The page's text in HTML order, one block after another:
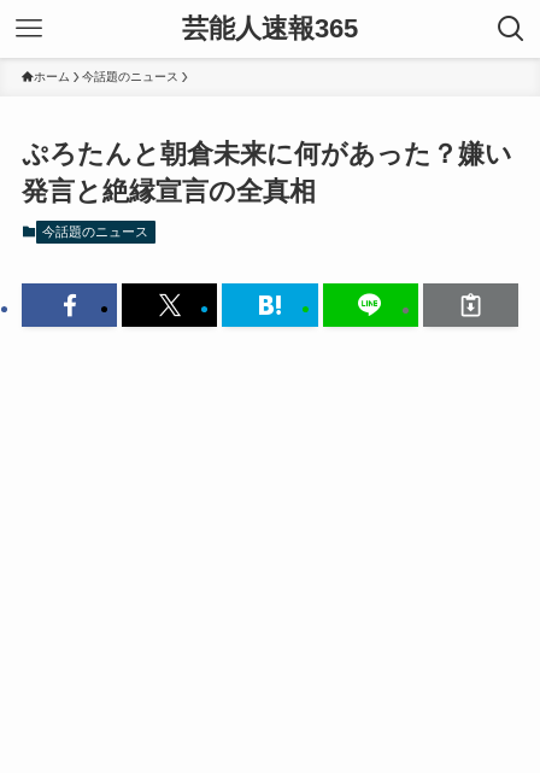
芸能人速報365
ホーム 今話題のニュース
ぷろたんと朝倉未来に何があった？嫌い
発言と絶縁宣言の全真相
今話題のニュース